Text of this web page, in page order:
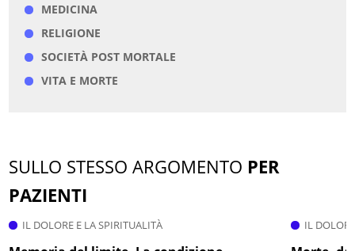
MEDICINA
RELIGIONE
SOCIETÀ POST MORTALE
VITA E MORTE
SULLO STESSO ARGOMENTO PER
PAZIENTI
IL DOLORE E LA SPIRITUALITÀ IL